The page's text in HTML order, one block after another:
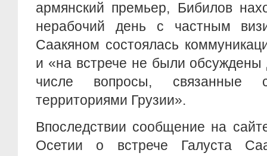
армянский премьер, Бибилов
нерабочий день с частным
Саакяном состоялась
и «на встрече не были
числе вопросы, связанные с
территориями Грузии».
Впоследствии сообщение на
Осетии о встрече Галуста